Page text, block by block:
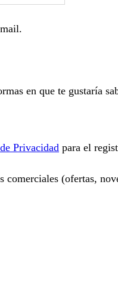
en que te gustaría
Privacidad para el
comerciales (ofertas,